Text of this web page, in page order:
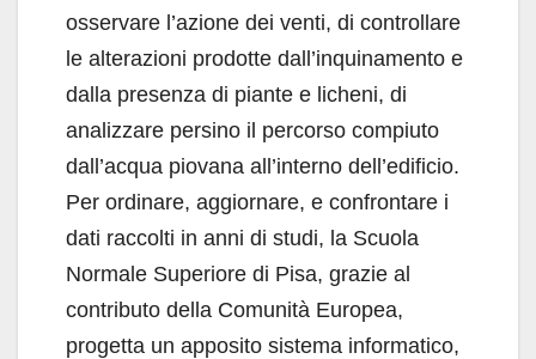
osservare l’azione dei venti, di controllare
le alterazioni prodotte dall’inquinamento e
dalla presenza di piante e licheni, di
analizzare persino il percorso compiuto
dall’acqua piovana all’interno dell’edificio.
Per ordinare, aggiornare, e confrontare i
dati raccolti in anni di studi, la Scuola
Normale Superiore di Pisa, grazie al
contributo della Comunità Europea,
progetta un apposito sistema informatico,